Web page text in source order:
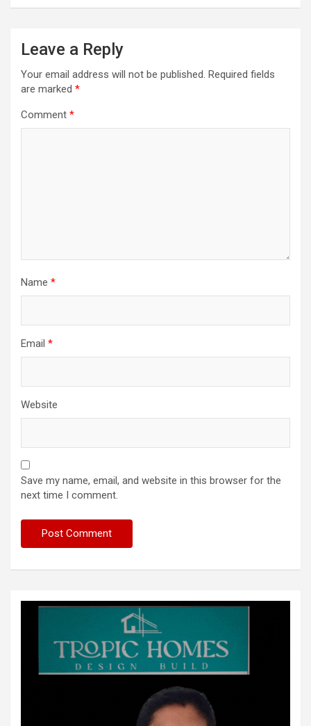
Leave a Reply
Your email address will not be published. Required fields
are marked *
Comment *
Name *
Email *
Website
Save my name, email, and website in this browser for the
next time I comment.